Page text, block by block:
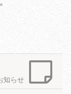
知らせ